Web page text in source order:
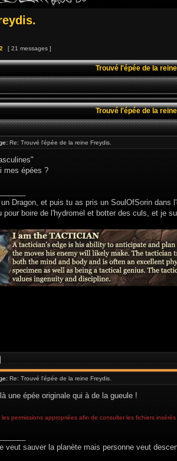
2 [ 21 messages ]
Trouvé l'épée de la
Trouvé l'épée de la
Re: Trouvé l'épée de la reine Freydis.
mes épées ?
Dragon, et puis tu as pris un SoulOfSorin dans
pour boire de l'hydromel et botter des culs, et je
Re: Trouvé l'épée de la reine Freydis.
une épée originale qui à de la gueule !
les permissions appropriées afin de consulter les fichiers insérés
veut sauver la planète mais personne veut